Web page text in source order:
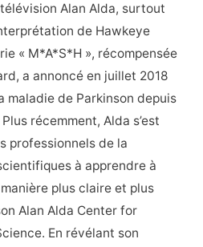
Alan Alda, surtout
de Hawkeye
« M*A*S*H », récompensée
a annoncé en juillet 2018
maladie de Parkinson depuis
récemment, Alda s’est
professionnels de la
à apprendre à
plus claire et plus
Alan Alda Center for
En révélant son